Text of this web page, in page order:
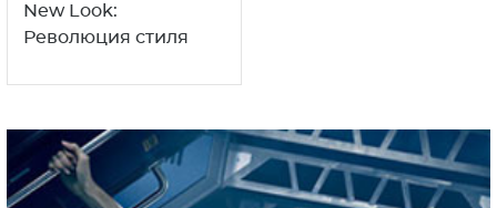
New Look:
Революция стиля